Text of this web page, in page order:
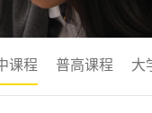
课程 普高课程 大